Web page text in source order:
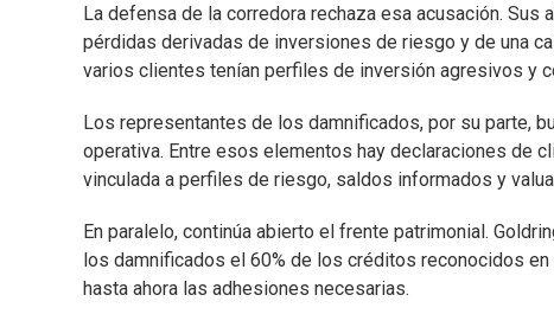
La defensa de la corredora rechaza esa acusación.
pérdidas derivadas de inversiones de riesgo y de una
varios clientes tenían perfiles de inversión agresivos y
Los representantes de los damnificados, por su parte,
operativa. Entre esos elementos hay declaraciones de
vinculada a perfiles de riesgo, saldos informados y
En paralelo, continúa abierto el frente patrimonial.
los damnificados el 60% de los créditos reconocidos
hasta ahora las adhesiones necesarias.